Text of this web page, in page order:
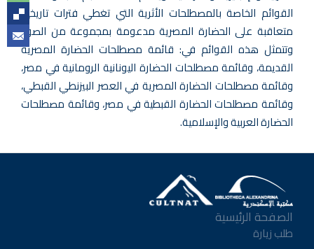
القوائم الخاصة بالمصطلحات الأثرية التي تغطي فترات تاريخية
متعاقبة على الحضارة المصرية مدعومة بمجموعة من الصور،
وتتمثل هذه القوائم في: قائمة مصطلحات الحضارة المصرية
القديمة، وقائمة مصطلحات الحضارة اليونانية الرومانية في مصر،
وقائمة مصطلحات الحضارة المصرية في العصر البيزنطي القبطي،
وقائمة مصطلحات الحضارة القبطية في مصر، وقائمة مصطلحات
الحضارة العربية والإسلامية.
الصفحة الرئيسية
طلب زيارة